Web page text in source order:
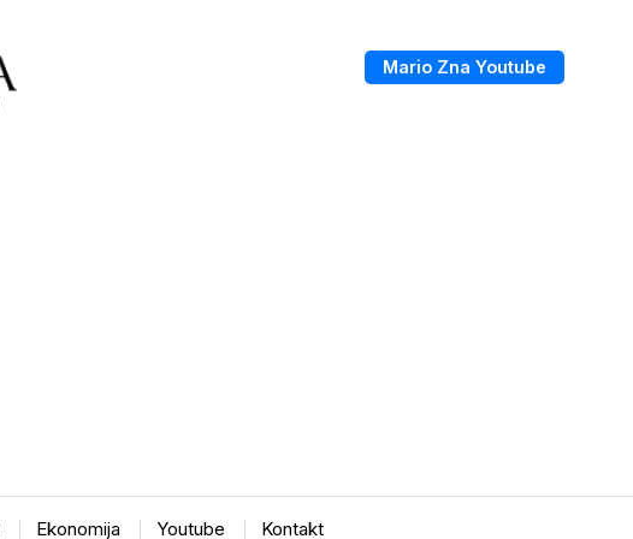
Mario Zna Youtube
Ekonomija Youtube Kontakt